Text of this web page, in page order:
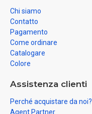
Chi siamo
Contatto
Pagamento
Come ordinare
Catalogare
Colore
Assistenza clienti
Perché acquistare da noi?
Agent Partner